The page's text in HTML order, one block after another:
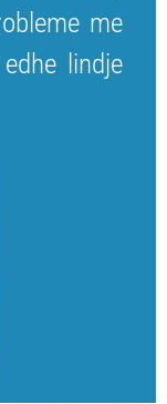
me
lindje